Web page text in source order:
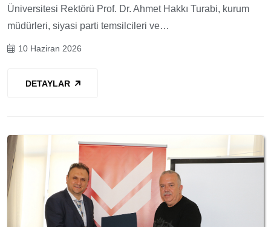
Üniversitesi Rektörü Prof. Dr. Ahmet Hakkı Turabi, kurum
müdürleri, siyasi parti temsilcileri ve…
10 Haziran 2026
DETAYLAR